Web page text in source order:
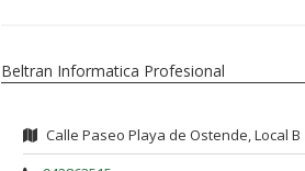
Beltran Informatica Profesional
Calle Paseo Playa de Ostende, Local B